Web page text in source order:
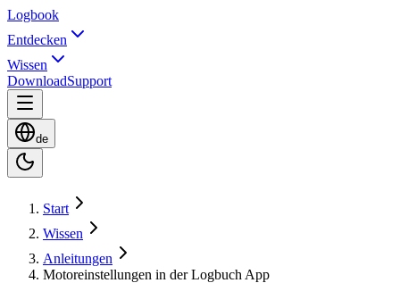
Logbook
Entdecken
Wissen
DownloadSupport
de
Start
Wissen
Anleitungen
Motoreinstellungen in der Logbuch App